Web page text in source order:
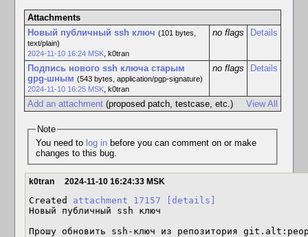
Attachments
Новый публичный ssh ключ (101 bytes,
text/plain)
2024-11-10 16:24 MSK, k0tran
no flags Details
Подпись нового ssh ключа старым
gpg-шным (543 bytes, application/pgp-signature)
2024-11-10 16:25 MSK, k0tran
no flags Details
View All
Add an attachment(proposed patch, testcase, etc.)
Note
You need to log inbefore you can comment on or make
changes to this bug.
k0tran 2024-11-10 16:24:33 MSK
Created attachment 17157
[details]
Новый публичный ssh ключ
Прошу обновить ssh-ключ из репозитория